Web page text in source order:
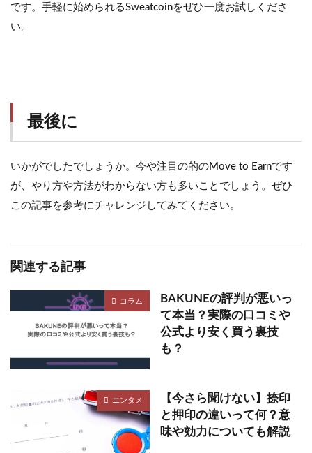
です。手軽に始められるSweatcoinをぜひ一度お試しくださ
い。
最後に
いかがでしたでしょうか。今や注目の的のMove to Earnです
が、やり方や方法がわからない方も多いことでしょう。ぜひ
この記事を参考にチャレンジしてみてください。
関連する記事
コラム
BAKUNEの評判が悪いっ
て本当？実際の口コミや
公式より安く買う裏技
も？
エンタメ
【今さら聞けない】捺印
と押印の違いって何？意
味や効力についても解説